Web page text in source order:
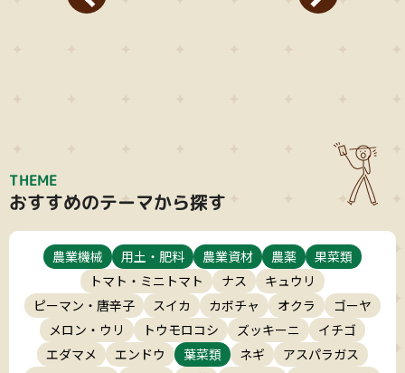
THEME
おすすめのテーマから探す
農業機械 用土・肥料 農業資材 農薬
果菜類
トマト・ミニトマト
ナス
キュウリ
ピーマン・唐辛子
スイカ カボチャ オクラ
ゴーヤ
メロン・ウリ
トウモロコシ ズッキーニ
イチゴ
エダマメ
エンドウ 葉菜類 ネギ
アスパラガス